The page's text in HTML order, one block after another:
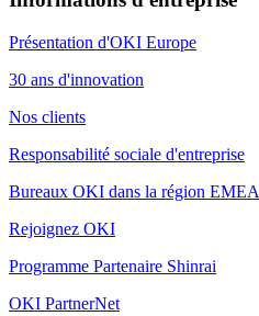
Présentation d'OKI Europe
30 ans d'innovation
Nos clients
Responsabilité sociale d'entreprise
Bureaux OKI dans la région EMEA
Rejoignez OKI
Programme Partenaire Shinrai
OKI PartnerNet